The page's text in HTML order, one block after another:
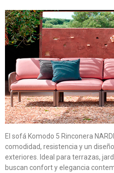
El sofá Komodo 5 Rinconera
comodidad, resistencia y un
exteriores. Ideal para terrazas,
buscan confort y elegancia